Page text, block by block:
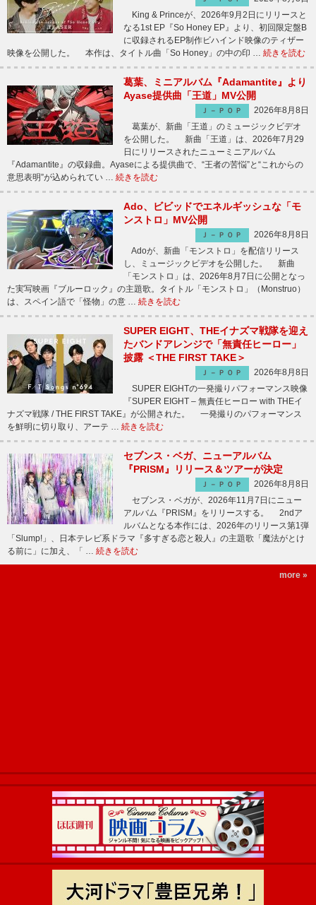
King & Princeが、2026年9月2日にリリースと
なる1st EP『So Honey EP』より、初回限定盤B
に収録されるEP制作ビハインド映像のティザー
映像を公開した。 本作は、タイトル曲「So Honey」の中の印 … 続きを読む
葛葉、ミニアルバム『Adamantite』より
Ayase提供曲「王道」MV公開
Ｊ－ＰＯＰ
2026年8月8日
葛葉が、新曲「王道」のミュージックビデオ
を公開した。 新曲「王道」は、2026年7月29
日にリリースされたニューミニアルバム
『Adamantite』の収録曲。Ayaseによる提供曲で、“王者の苦悩”と“これからの
意思表明”が込められてい … 続きを読む
Ado、ビビッドでエネルギッシュな「モ
ンストロ」MV公開
Ｊ－ＰＯＰ
2026年8月8日
Adoが、新曲「モンストロ」を配信リリース
し、ミュージックビデオを公開した。 新曲
「モンストロ」は、2026年8月7日に公開となっ
た実写映画『ブルーロック』の主題歌。タイトル「モンストロ」（Monstruo）
は、スペイン語で「怪物」の意 … 続きを読む
SUPER EIGHT、THEイナズマ戦隊を迎え
たバンドアレンジで「無責任ヒーロー」
披露 ＜THE FIRST TAKE＞
Ｊ－ＰＯＰ
2026年8月8日
SUPER EIGHTの一発撮りパフォーマンス映像
『SUPER EIGHT – 無責任ヒーロー with THEイ
ナズマ戦隊 / THE FIRST TAKE』が公開された。 一発撮りのパフォーマンス
を鮮明に切り取り、アーテ … 続きを読む
セブンス・ベガ、ニューアルバム
『PRISM』リリース＆ツアーが決定
Ｊ－ＰＯＰ
2026年8月8日
セブンス・ベガが、2026年11月7日にニュー
アルバム『PRISM』をリリースする。 2ndア
ルバムとなる本作には、2026年のリリース第1弾
「Slump!」、日本テレビ系ドラマ『多すぎる恋と殺人』の主題歌「魔法がとけ
る前に」に加え、「 … 続きを読む
more »